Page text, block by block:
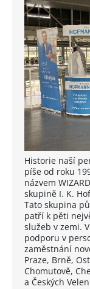
Historie naší
píše od roku
názvem
skupině I. K.
Tato skupina
patří k pěti
služeb v zemi.
podporu v
zaměstnání
Praze, Brně,
Chomutově,
a Českých